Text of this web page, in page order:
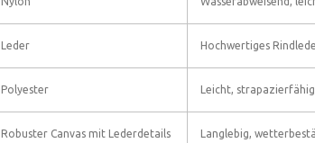
Leder Hochwertiges
Polyester Leicht,
Robuster Canvas mit Lederdetails Langlebig,